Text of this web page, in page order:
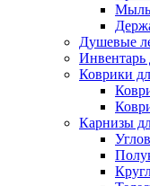
Душевые
Инвентарь
Коврики
Карнизы